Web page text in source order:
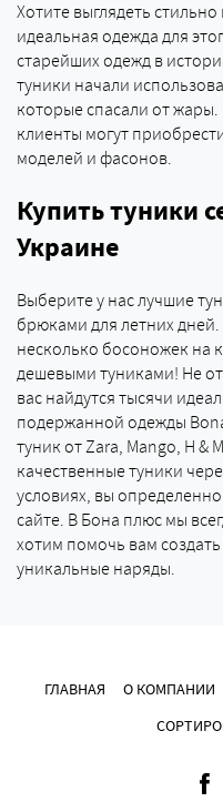
Хотите выглядеть
идеальная одежда для
старейших одежд в
туники начали
которые спасали от
клиенты могут
моделей и фасонов.
Купить туники
Украине
Выберите у нас лучшие
брюками для летних
несколько босоножек на
дешевыми туниками! Не
вас найдутся тысячи
подержанной одежды
туник от Zara, Mango, H &
качественные туники
условиях, вы
сайте. В Бона плюс мы
хотим помочь вам
уникальные наряды.
ГЛАВНАЯ О КОМПАНИИ